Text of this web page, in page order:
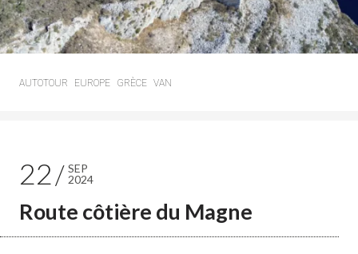
AUTOTOUR EUROPE GRÈCE VAN
22
SEP
2024
Route côtière du Magne